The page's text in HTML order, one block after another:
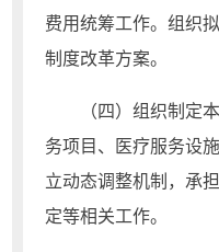
费用统筹工作。组织
制度改革方案。
（四）组织制定
务项目、医疗服务设
立动态调整机制，承
定等相关工作。